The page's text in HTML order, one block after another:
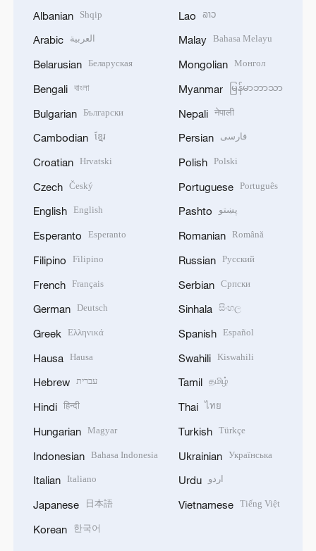
Albanian Shqip
Arabic العربية
Belarusian Беларуская
Bengali বাংলা
Bulgarian Български
Cambodian ខ្មែរ
Croatian Hrvatski
Czech Český
English English
Esperanto Esperanto
Filipino Filipino
French Français
German Deutsch
Greek Ελληνικά
Hausa Hausa
Hebrew עברית
Hindi हिन्दी
Hungarian Magyar
Indonesian Bahasa Indonesia
Italian Italiano
Japanese 日本語
Korean 한국어
Lao ລາວ
Malay Bahasa Melayu
Mongolian Монгол
Myanmar မြန်မာဘာသာ
Nepali नेपाली
Persian فارسی
Polish Polski
Portuguese Português
Pashto پښتو
Romanian Română
Russian Русский
Serbian Српски
Sinhala සිංහල
Spanish Español
Swahili Kiswahili
Tamil தமிழ்
Thai ไทย
Turkish Türkçe
Ukrainian Українська
Urdu اردو
Vietnamese Tiếng Việt